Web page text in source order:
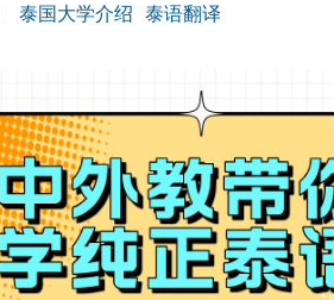
泰国大学介绍 泰语翻译